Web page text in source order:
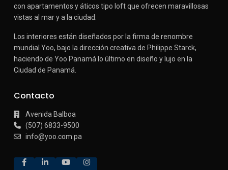
con apartamentos y áticos tipo loft que ofrecen maravillosas
vistas al mar y a la ciudad.
Los interiores están diseñados por la firma de renombre
mundial Yoo, bajo la dirección creativa de Philippe Starck,
haciendo de Yoo Panamá lo último en diseño y lujo en la
Ciudad de Panamá.
Contacto
Avenida Balboa
(507) 6833-9500
info@yoo.com.pa